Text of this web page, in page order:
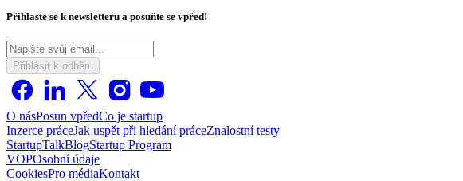
Přihlaste se k newsletteru a posuňte se vpřed!
Přihlásit k odběru
O násPosun vpředCo je startup
Inzerce práceJak uspět při hledání práceZnalostní testy
StartupTalkBlogStartup Program
VOPOsobní údaje
CookiesPro médiaKontakt